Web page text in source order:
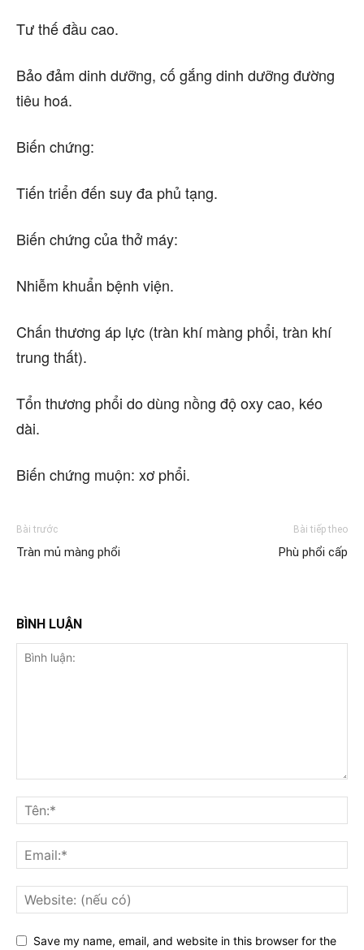
Tư thế đầu cao.
Bảo đảm dinh dưỡng, cố gắng dinh dưỡng đường
tiêu hoá.
Biến chứng:
Tiến triển đến suy đa phủ tạng.
Biến chứng của thở máy:
Nhiễm khuẩn bệnh viện.
Chấn thương áp lực (tràn khí màng phổi, tràn khí
trung thất).
Tổn thương phổi do dùng nồng độ oxy cao, kéo
dài.
Biến chứng muộn: xơ phổi.
Bài trước
Tràn mủ màng phổi
Bài tiếp theo
Phù phổi cấp
BÌNH LUẬN
Save my name, email, and website in this browser for the